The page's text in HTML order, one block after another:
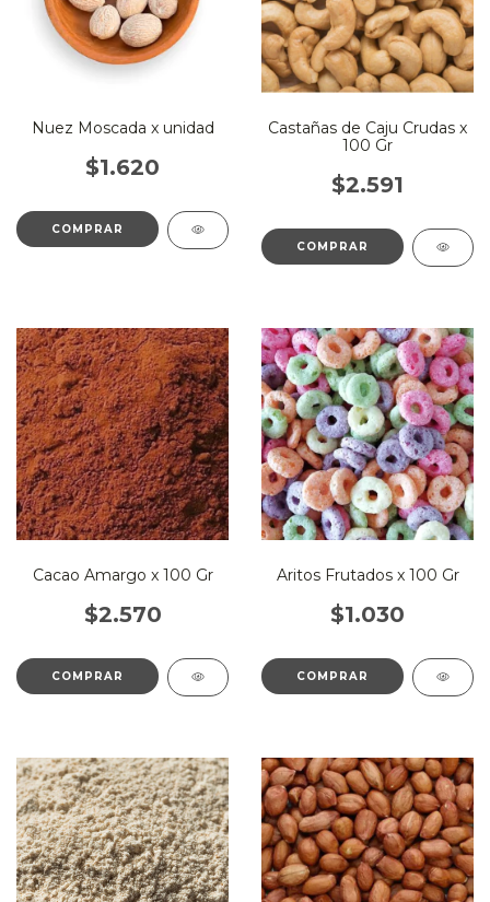
Nuez Moscada x unidad
$1.620
Castañas de Caju Crudas x
100 Gr
$2.591
Cacao Amargo x 100 Gr
$2.570
Aritos Frutados x 100 Gr
$1.030